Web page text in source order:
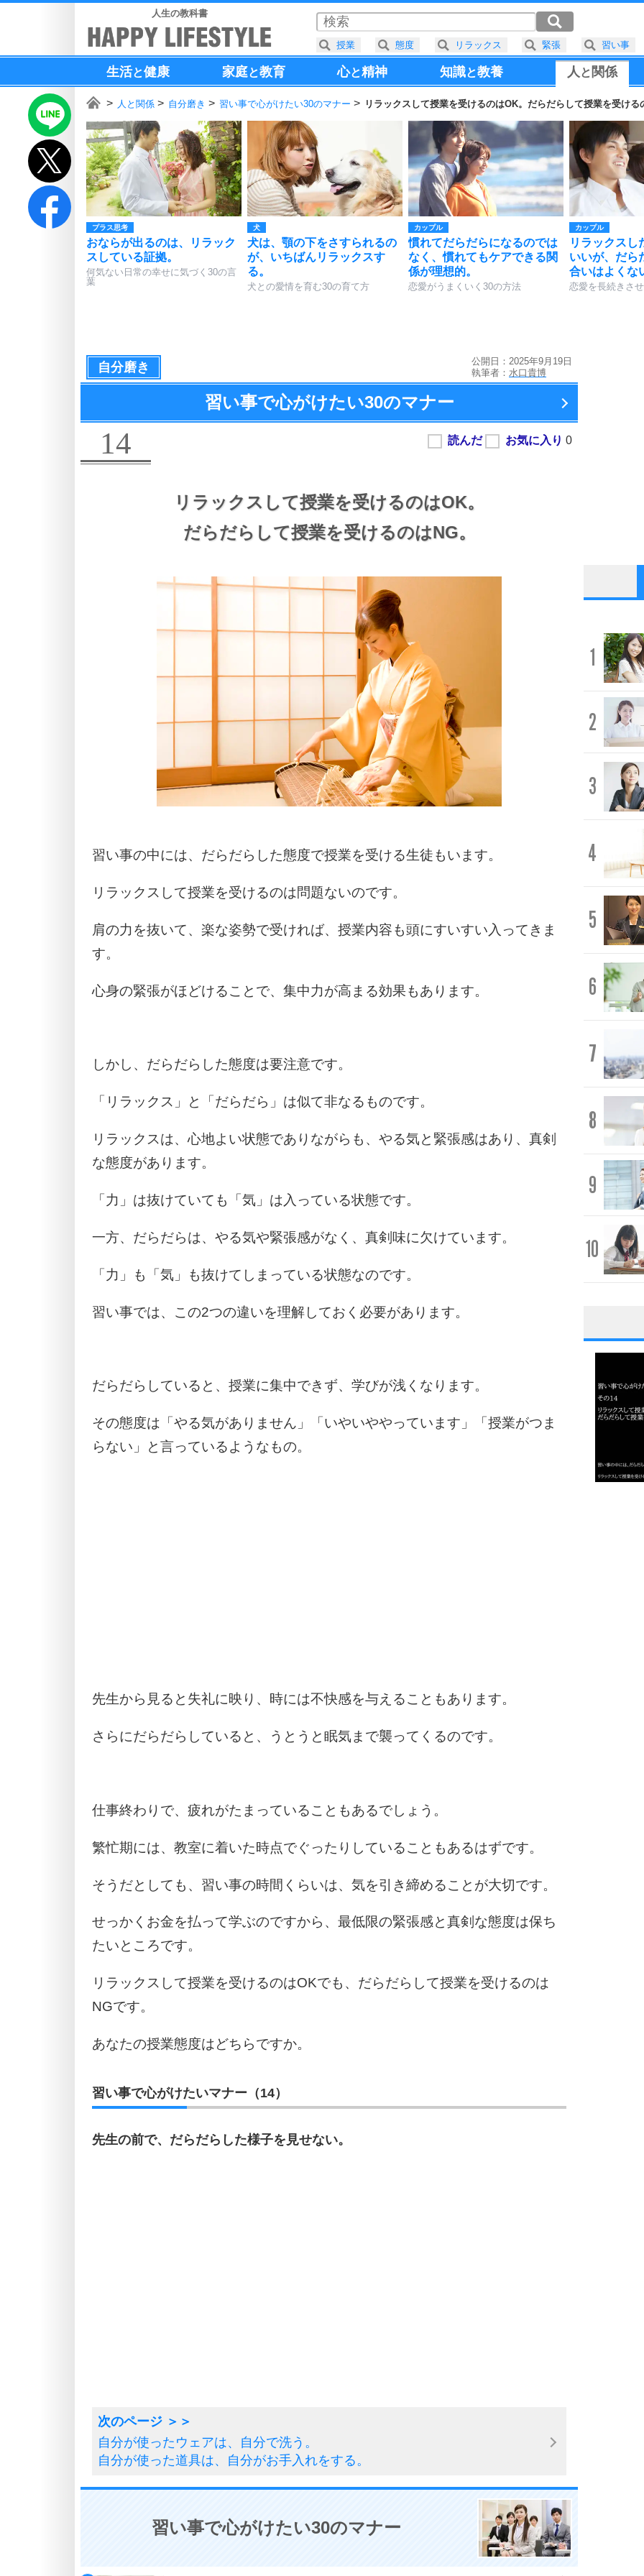
人生の教科書
生活と健康 家庭と教育 心と精神 知識と教養 人と 関係
人と関係 自分磨き 習い事で心がけたい30のマナー リラックスして授業を受けるのはOK。だらだらして授業を受ける
プラス思考
おならが出るのは、リラック
スしている証拠。
何気ない日常の幸せに気づく30の言
葉
犬
犬は、顎の下をさすられるの
が、いちばんリラックスす
る。
犬との愛情を育む30の育て方
カップル
慣れてだらだらになるのでは
なく、慣れてもケアできる関
係が理想的。
恋愛がうまくいく30の方法
カップル
リラックスし
いいが、だら
合いはよくな
恋愛を長続きさ
自分磨き
公開日：2025年9月19日
執筆者： 水口貴博
習い事で心がけたい30のマナー
14
リラックスして授業を受けるのはOK。
だらだらして授業を受けるのはNG。
習い事の中には、だらだらした態度で授業を受ける生徒もいます。
リラックスして授業を受けるのは問題ないのです。
肩の力を抜いて、楽な姿勢で受ければ、授業内容も頭にすいすい入ってきま
す。
心身の緊張がほどけることで、集中力が高まる効果もあります。
しかし、だらだらした態度は要注意です。
「リラックス」と「だらだら」は似て非なるものです。
リラックスは、心地よい状態でありながらも、やる気と緊張感はあり、真剣
な態度があります。
「力」は抜けていても「気」は入っている状態です。
一方、だらだらは、やる気や緊張感がなく、真剣味に欠けています。
「力」も「気」も抜けてしまっている状態なのです。
習い事では、この2つの違いを理解しておく必要があります。
だらだらしていると、授業に集中できず、学びが浅くなります。
その態度は「やる気がありません」「いやいややっています」「授業がつま
らない」と言っているようなもの。
先生から見ると失礼に映り、時には不快感を与えることもあります。
さらにだらだらしていると、うとうと眠気まで襲ってくるのです。
仕事終わりで、疲れがたまっていることもあるでしょう。
繁忙期には、教室に着いた時点でぐったりしていることもあるはずです。
そうだとしても、習い事の時間くらいは、気を引き締めることが大切です。
せっかくお金を払って学ぶのですから、最低限の緊張感と真剣な態度は保ち
たいところです。
リラックスして授業を受けるのはOKでも、だらだらして授業を受けるのは
NGです。
あなたの授業態度はどちらですか。
習い事で心がけたいマナー（14）
先生の前で、だらだらした様子を見せない。
自分が使ったウェアは、自分で洗う。
自分が使った道具は、自分がお手入れをする。
習い事で心がけたい30のマナー
1
2
3
4
5
6
7
8
9
10
1
3
授業 態度 リラックス 緊張 習い事